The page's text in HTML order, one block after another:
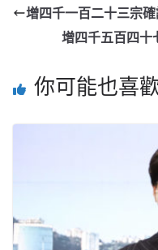
增四千一百二十三宗
增四千五百四十
你可能也喜